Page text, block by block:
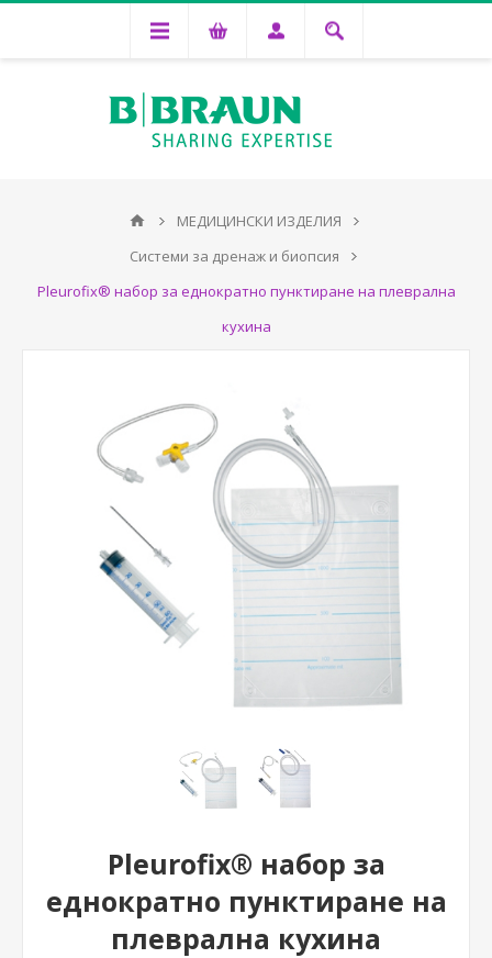
МЕДИЦИНСКИ ИЗДЕЛИЯ
Системи за дренаж и биопсия
Pleurofix® набор за еднократно пунктиране на плеврална
кухина
Pleurofix® набор за
еднократно пунктиране на
плеврална кухина